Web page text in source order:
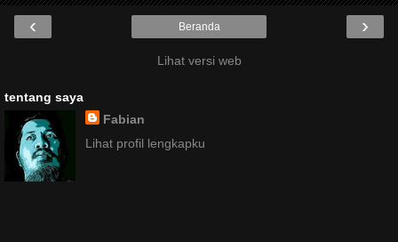
‹ ›
Beranda
Lihat versi web
tentang saya
Fabian
Lihat profil lengkapku